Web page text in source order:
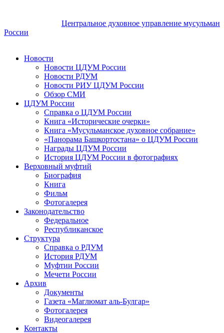
Центральное духовное управление мусульман
России
Новости
Новости ЦДУМ России
Новости РДУМ
Новости РИУ ЦДУМ России
Обзор СМИ
ЦДУМ России
Справка о ЦДУМ России
Книга «Исторические очерки»
Книга «Мусульманское духовное собрание»
«Панорама Башкортостана» о ЦДУМ России
Награды ЦДУМ России
История ЦДУМ России в фотографиях
Верховный муфтий
Биография
Книга
Фильм
Фотогалерея
Законодательство
Федеральное
Республиканское
Структура
Справка о РДУМ
История РДУМ
Муфтии России
Мечети России
Архив
Документы
Газета «Маглюмат аль-Булгар»
Фотогалерея
Видеогалерея
Контакты